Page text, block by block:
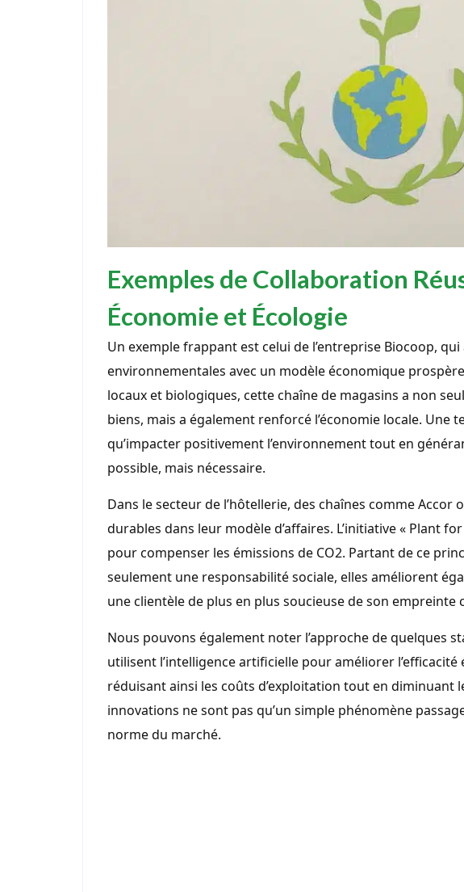
Exemples de Collaboration
Économie et Écologie
Un exemple frappant est celui de l’entreprise Biocoop, qui
environnementales avec un modèle économique
locaux et biologiques, cette chaîne de magasins a non
biens, mais a également renforcé l’économie locale. Une
qu’impacter positivement l’environnement tout en
possible, mais nécessaire.
Dans le secteur de l’hôtellerie, des chaînes comme
durables dans leur modèle d’affaires. L’initiative « Plant
pour compenser les émissions de CO2. Partant de ce
seulement une responsabilité sociale, elles améliorent
une clientèle de plus en plus soucieuse de son empreinte
Nous pouvons également noter l’approche de quelques
utilisent l’intelligence artificielle pour améliorer
réduisant ainsi les coûts d’exploitation tout en diminuant
innovations ne sont pas qu’un simple phénomène
norme du marché.